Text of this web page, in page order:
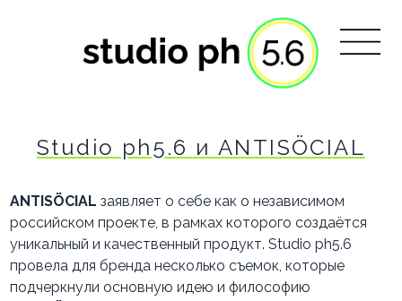
Studio ph5.6 и ANTISÖCIAL
ANTISÖCIAL заявляет о себе как о независимом
российском проекте, в рамках которого создаётся
уникальный и качественный продукт. Studio ph5.6
провела для бренда несколько съемок, которые
подчеркнули основную идею и философию